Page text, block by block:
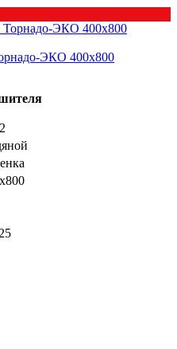
ЭКО 400х800